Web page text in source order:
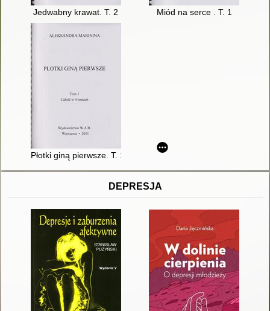
Jedwabny krawat. T. 2 Miód na serce . T. 1
Płotki giną pierwsze. T. 1
DEPRESJA